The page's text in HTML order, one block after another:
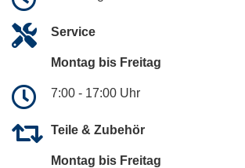
Service
Montag bis Freitag
7:00 - 17:00 Uhr
Teile & Zubehör
Montag bis Freitag